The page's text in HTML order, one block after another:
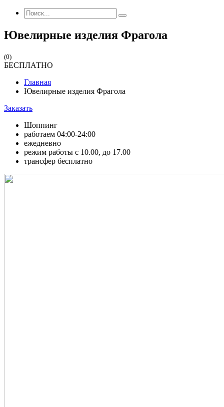
Ювелирные изделия Фрагола
(0)
БЕСПЛАТНО
Главная
Ювелирные изделия Фрагола
Заказать
Шоппинг
работаем 04:00-24:00
ежедневно
режим работы с 10.00, до 17.00
трансфер бесплатно